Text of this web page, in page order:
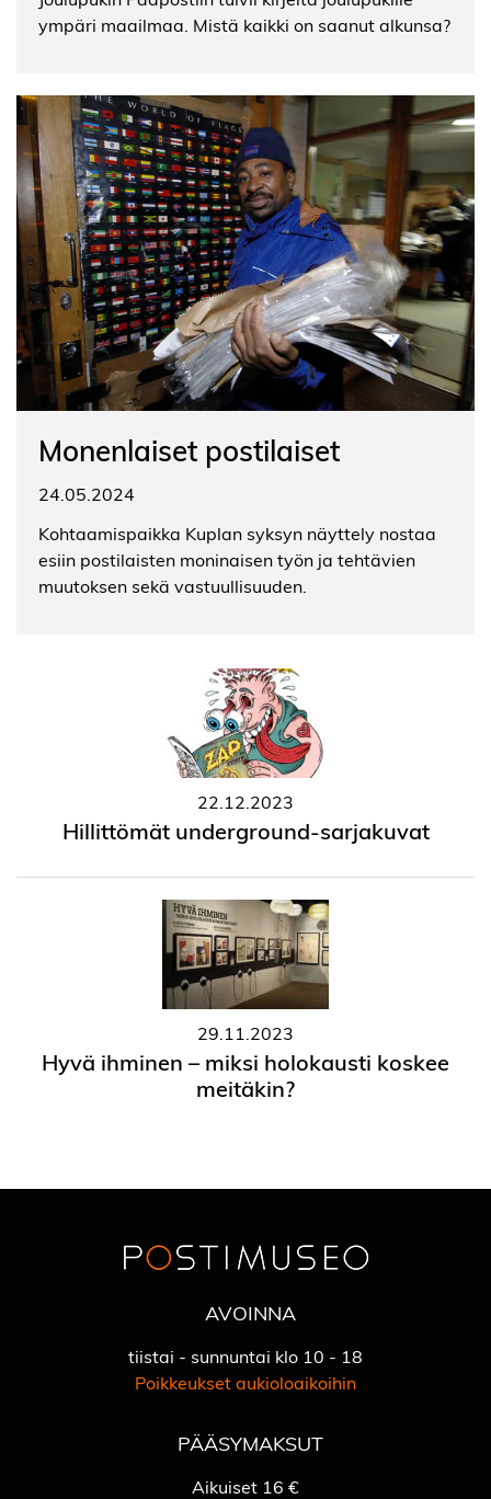
ympäri maailmaa. Mistä kaikki on saanut alkunsa?
Monenlaiset postilaiset
24.05.2024
Kohtaamispaikka Kuplan syksyn näyttely nostaa
esiin postilaisten moninaisen työn ja tehtävien
muutoksen sekä vastuullisuuden.
22.12.2023
Hillittömät underground-sarjakuvat
29.11.2023
Hyvä ihminen – miksi holokausti koskee
meitäkin?
AVOINNA
tiistai - sunnuntai klo 10 - 18
Poikkeukset aukioloaikoihin
PÄÄSYMAKSUT
Aikuiset 16 €